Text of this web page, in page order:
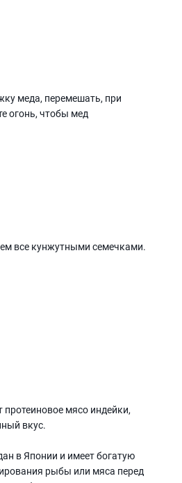
меда, перемешать, при
огонь, чтобы мед
все кунжутными семечками.
мясо индейки,
вкус.
в Японии и имеет богатую
рыбы или мяса перед